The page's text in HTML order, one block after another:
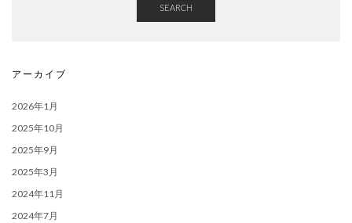
SEARCH
アーカイブ
2026年1月
2025年10月
2025年9月
2025年3月
2024年11月
2024年7月